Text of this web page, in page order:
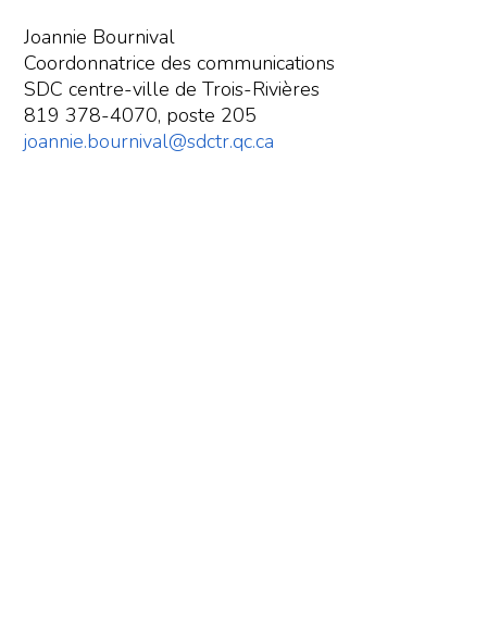
Joannie Bournival
Coordonnatrice des communications
SDC centre-ville de Trois-Rivières
819 378-4070, poste 205
joannie.bournival@sdctr.qc.ca